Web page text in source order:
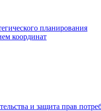
планирования
координат
и защита прав